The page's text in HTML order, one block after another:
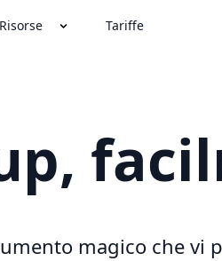
Risorse Tariffe
magico che vi